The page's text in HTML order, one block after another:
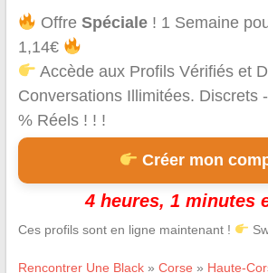
OffreSpéciale ! 1 Semaine
1,14€
Accède aux Profils Vérifiés et
Conversations Illimitées. Discrets -
% Réels ! ! !
Créer mon
4 heures, 1 minutes
Ces profils sont en ligne maintenant !
Rencontrer Une Black» Corse » Haute-